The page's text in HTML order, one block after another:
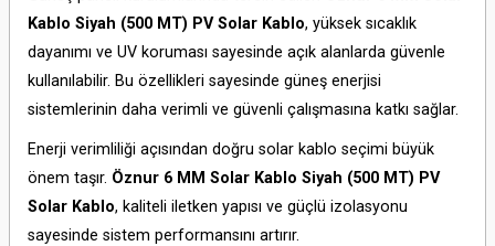
Kablo Siyah (500 MT) PV Solar Kablo, yüksek sıcaklık
dayanımı ve UV koruması sayesinde açık alanlarda güvenle
kullanılabilir. Bu özellikleri sayesinde güneş enerjisi
sistemlerinin daha verimli ve güvenli çalışmasına katkı sağlar.
Enerji verimliliği açısından doğru solar kablo seçimi büyük
önem taşır. Öznur 6 MM Solar Kablo Siyah (500 MT) PV
Solar Kablo, kaliteli iletken yapısı ve güçlü izolasyonu
sayesinde sistem performansını artırır.